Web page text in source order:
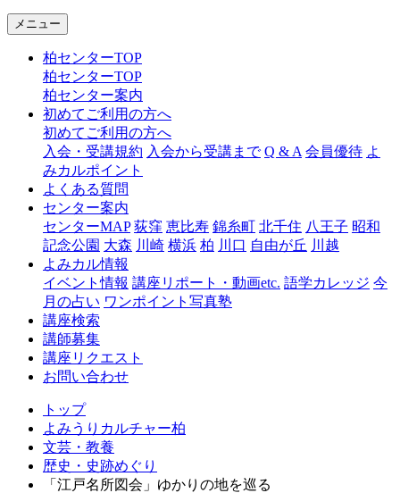
ャ
メニュー
柏センターTOP
柏センターTOP
柏センター案内
初めてご利用の方へ
初めてご利用の方へ
入会・受講規約 入会から受講まで Q & A 会員優待 よ
みカルポイント
よくある質問
センター案内
センターMAP 荻窪 恵比寿 錦糸町 北千住 八王子 昭和
記念公園 大森 川崎 横浜 柏 川口 自由が丘 川越
よみカル情報
イベント情報 講座リポート・動画etc. 語学カレッジ 今
月の占い ワンポイント写真塾
講座検索
講師募集
講座リクエスト
お問い合わせ
トップ
よみうりカルチャー柏
文芸・教養
歴史・史跡めぐり
「江戸名所図会」ゆかりの地を巡る